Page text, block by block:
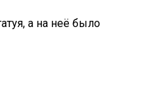
а на неё было